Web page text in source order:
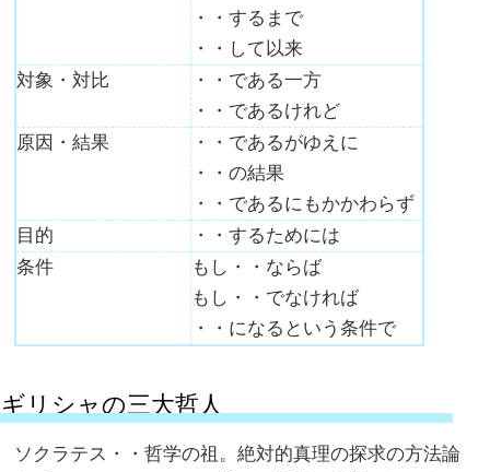
・・するまで
・・して以来
対象・対比
・・である一方
・・であるけれど
原因・結果
・・であるがゆえに
・・の結果
・・であるにもかかわらず
目的
・・するためには
条件
もし・・ならば
もし・・でなければ
・・になるという条件で
ギリシャの三大哲人
ソクラテス・・哲学の祖。絶対的真理の探求の方法論